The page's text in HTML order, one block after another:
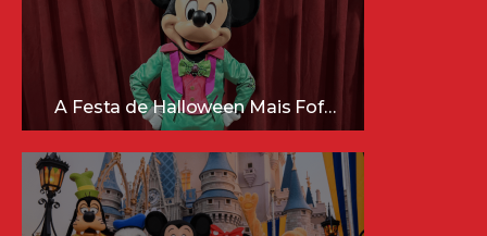
A Festa de Halloween Mais Fofa da Disney Está Chegando!